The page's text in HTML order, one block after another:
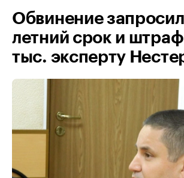
Обвинение
летний срок и
тыс. эксперту